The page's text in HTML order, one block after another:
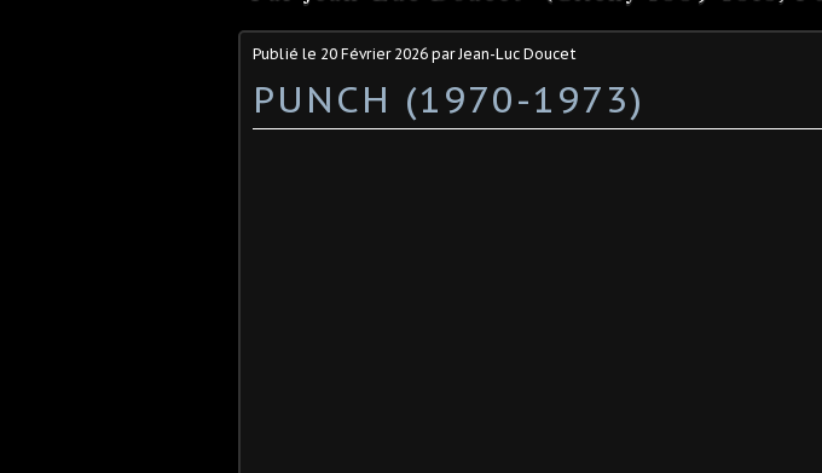
Publié le 20 Février 2026 par Jean-Luc Doucet
PUNCH (1970-1973)